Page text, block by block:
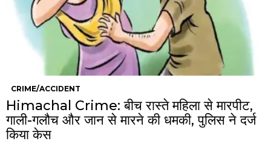
CRIME/ACCIDENT
Himachal Crime: बीच रास्ते महिला से मारपीट,
गाली-गलौच और जान से मारने की धमकी, पुलिस ने दर्ज
किया केस